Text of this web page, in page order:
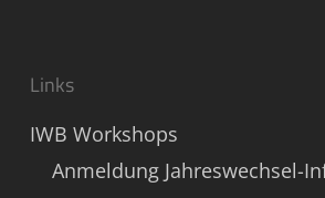
Links
IWB Workshops
Anmeldung Jahreswechsel-